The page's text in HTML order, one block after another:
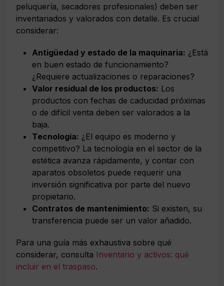
peluquería, secadores profesionales) deben ser
inventariados y valorados con detalle. Es crucial
considerar:
Antigüedad y estado de la maquinaria: ¿Está
en buen estado de funcionamiento?
¿Requiere actualizaciones o reparaciones?
Valor residual de los productos: Los
productos con fechas de caducidad próximas
o de difícil venta deben ser valorados a la
baja.
Tecnología: ¿El equipo es moderno y
competitivo? La tecnología en el sector de la
estética avanza rápidamente, y contar con
aparatos obsoletos puede requerir una
inversión significativa por parte del nuevo
propietario.
Contratos de mantenimiento: Si existen, su
transferencia puede ser un valor añadido.
Para una guía más exhaustiva sobre qué
considerar, consulta Inventario y activos: qué
incluir en el traspaso.